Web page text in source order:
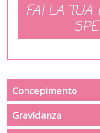
FAI LA TUA
Concepimento
Gravidanza